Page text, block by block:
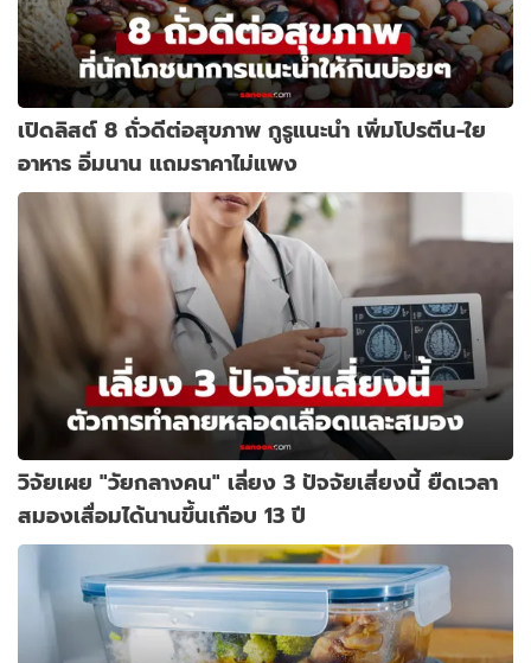
เปิดลิสต์ 8 ถั่วดีต่อสุขภาพ กูรูแนะนำ เพิ่มโปรตีน-ใย
อาหาร อิ่มนาน แถมราคาไม่แพง
วิจัยเผย "วัยกลางคน" เลี่ยง 3 ปัจจัยเสี่ยงนี้ ยืดเวลา
สมองเสื่อมได้นานขึ้นเกือบ 13 ปี